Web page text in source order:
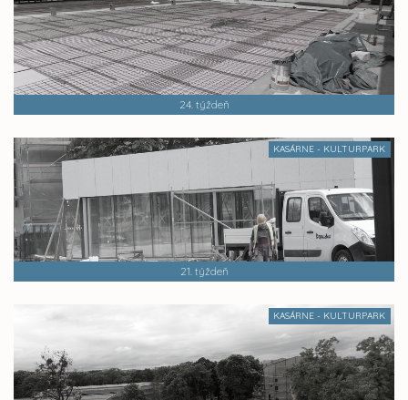
24. týždeň
KASÁRNE - KULTURPARK
21. týždeň
KASÁRNE - KULTURPARK